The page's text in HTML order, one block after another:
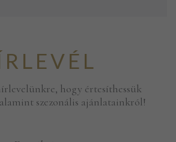
k
-
hogy értesíthessük
szezonális ajánlatainkról!